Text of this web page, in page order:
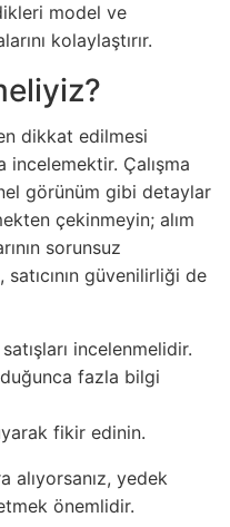
model ve
kolaylaştırır.
dikkat edilmesi
incelemektir. Çalışma
görünüm gibi detaylar
çekinmeyin; alım
sorunsuz
satıcının güvenilirliği de
incelenmelidir.
fazla bilgi
fikir edinin.
alıyorsanız, yedek
önemlidir.